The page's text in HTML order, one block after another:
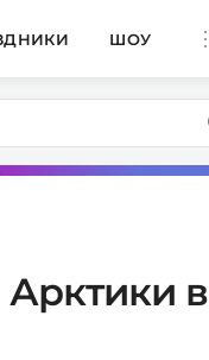
ШОУ
в